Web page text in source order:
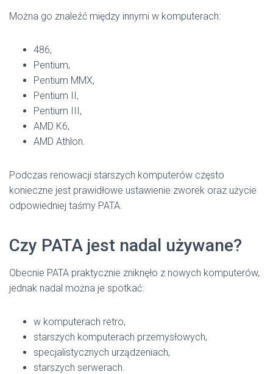
Można go znaleźć między innymi w komputerach:
486,
Pentium,
Pentium MMX,
Pentium II,
Pentium III,
AMD K6,
AMD Athlon.
Podczas renowacji starszych komputerów często
konieczne jest prawidłowe ustawienie zworek oraz użycie
odpowiedniej taśmy PATA.
Czy PATA jest nadal używane?
Obecnie PATA praktycznie zniknęło z nowych komputerów,
jednak nadal można je spotkać:
w komputerach retro,
starszych komputerach przemysłowych,
specjalistycznych urządzeniach,
starszych serwerach.